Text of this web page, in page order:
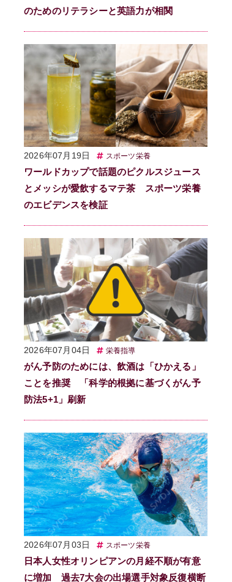
のためのリテラシーと英語力が相関
2026年07月19日 スポーツ栄養
ワールドカップで話題のピクルスジュース
とメッシが愛飲するマテ茶 スポーツ栄養
のエビデンスを検証
2026年07月04日 栄養指導
がん予防のためには、飲酒は「ひかえる」
ことを推奨 「科学的根拠に基づくがん予
防法5+1」刷新
2026年07月03日 スポーツ栄養
日本人女性オリンピアンの月経不順が有意
に増加 過去7大会の出場選手対象反復横断